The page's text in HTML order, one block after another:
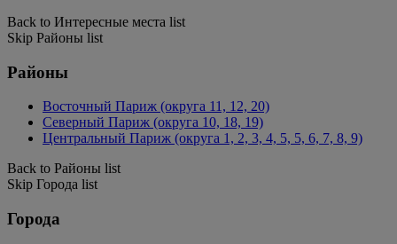
Back to Интересные места list
Skip Районы list
Районы
Восточный Париж (округа 11, 12, 20)
Северный Париж (округа 10, 18, 19)
Центральный Париж (округа 1, 2, 3, 4, 5, 5, 6, 7, 8, 9)
Back to Районы list
Skip Города list
Города